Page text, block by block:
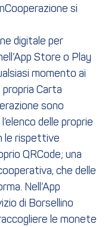
si
digitale per
Store o Play
momento ai
Carta
sono
delle proprie
le rispettive
QRCode; una
che delle
Nell’App
di Borsellino
le monete